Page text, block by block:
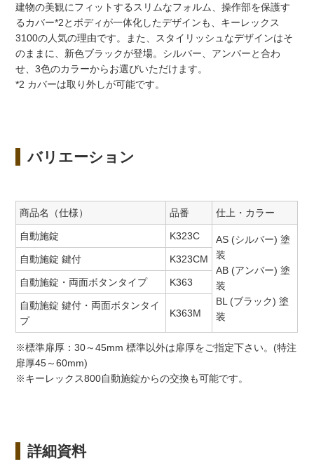
建物の美観にフィットするスリムなフォルム、操作部を保護す
るカバー*2とボディが一体化したデザインも、キーレックス
3100の人気の理由です。また、スタイリッシュなデザインはそ
のままに、新色ブラックが登場。シルバー、アンバーと合わ
せ、3色のカラーからお選びいただけます。
*2 カバーは取り外しが可能です。
バリエーション
商品名（仕様） 品番 仕上・カラー
自動施錠 K323C
AS (シルバー) 塗
装
AB (アンバー) 塗
装
BL (ブラック) 塗
装
自動施錠 鍵付 K323CM
自動施錠・両面ボタンタイプ K363
自動施錠 鍵付・両面ボタンタイ
プ
K363M
※標準扉厚：30～45mm 標準以外は扉厚をご指定下さい。(特注
扉厚45～60mm)
※キーレックス800自動施錠からの交換も可能です。
詳細資料